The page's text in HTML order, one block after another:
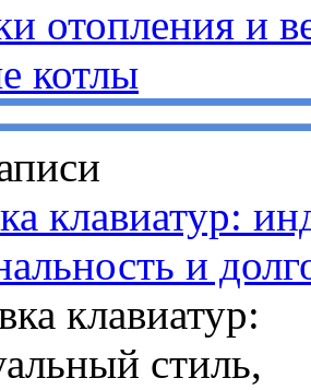
отопления и
котлы
клавиатур:
и